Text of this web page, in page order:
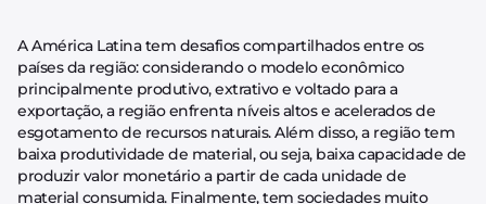
A América Latina tem desafios compartilhados entre os
países da região: considerando o modelo econômico
principalmente produtivo, extrativo e voltado para a
exportação, a região enfrenta níveis altos e acelerados de
esgotamento de recursos naturais. Além disso, a região tem
baixa produtividade de material, ou seja, baixa capacidade de
produzir valor monetário a partir de cada unidade de
material consumida. Finalmente, tem sociedades muito